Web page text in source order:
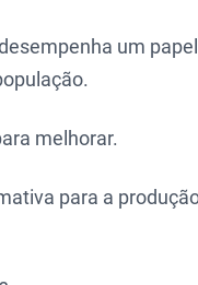
um papel
melhorar.
para a